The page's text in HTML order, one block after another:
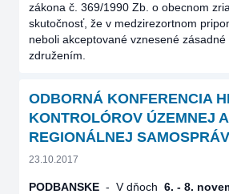
zákona č. 369/1990 Zb. o obecnom
skutočnosť, že v medzirezortnom
neboli akceptované vznesené
združením.
ODBORNÁ KONFERENCIA
KONTROLÓROV ÚZEMNEJ A
REGIONÁLNEJ
23.10.2017
PODBANSKE - V dňoch 6. - 8.